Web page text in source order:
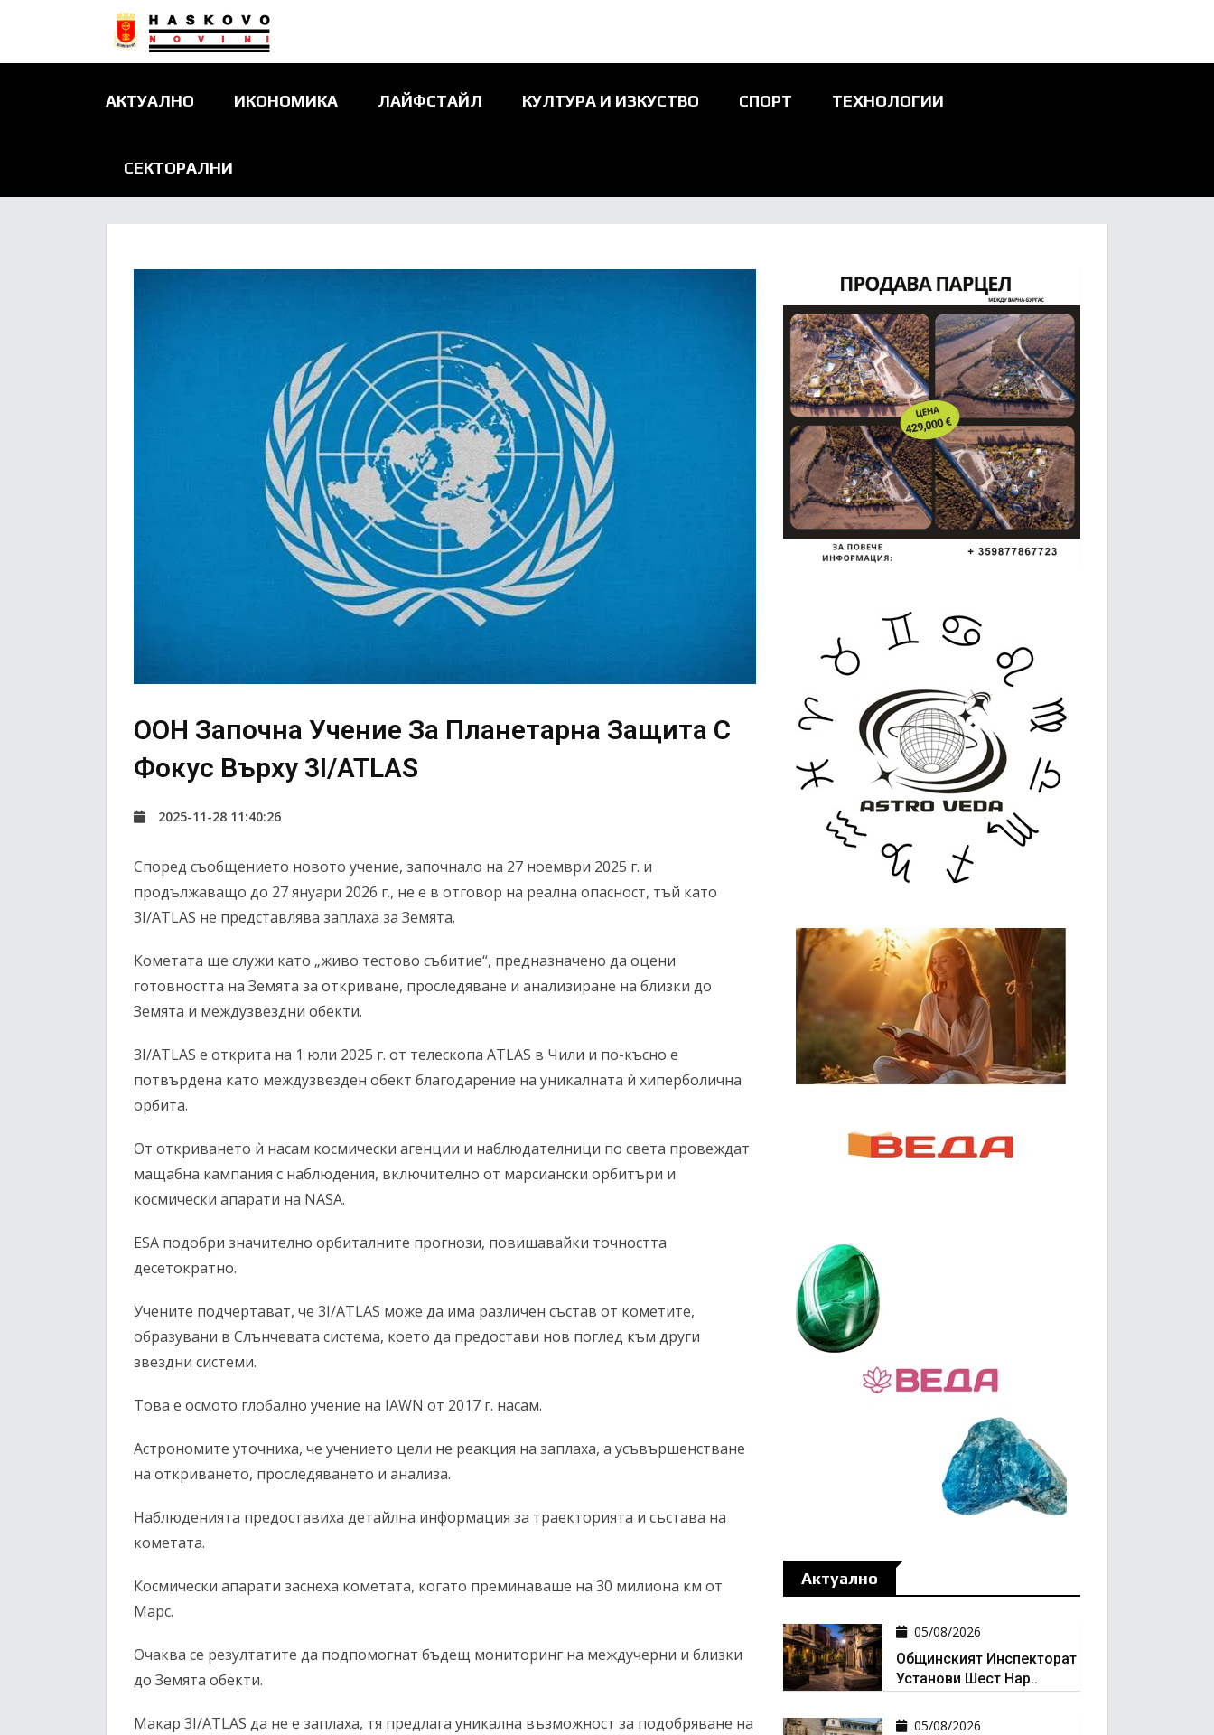
АКТУАЛНО ИКОНОМИКА ЛАЙФСТАЙЛ КУЛТУРА И ИЗКУСТВО СПОРТ ТЕХНОЛОГИИ
СЕКТОРАЛНИ
ООН Започна Учение За Планетарна Защита С
Фокус Върху 3I/ATLAS
2025-11-28 11:40:26
Според съобщението новото учение, започнало на 27 ноември 2025 г. и
продължаващо до 27 януари 2026 г., не е в отговор на реална опасност, тъй като
3I/ATLAS не представлява заплаха за Земята.
Кометата ще служи като „живо тестово събитие“, предназначено да оцени
готовността на Земята за откриване, проследяване и анализиране на близки до
Земята и междузвездни обекти.
3I/ATLAS е открита на 1 юли 2025 г. от телескопа ATLAS в Чили и по-късно е
потвърдена като междузвезден обект благодарение на уникалната ѝ хиперболична
орбита.
От откриването ѝ насам космически агенции и наблюдателници по света провеждат
мащабна кампания с наблюдения, включително от марсиански орбитъри и
космически апарати на NASA.
ESA подобри значително орбиталните прогнози, повишавайки точността
десетократно.
Учените подчертават, че 3I/ATLAS може да има различен състав от кометите,
образувани в Слънчевата система, което да предостави нов поглед към други
звездни системи.
Това е осмото глобално учение на IAWN от 2017 г. насам.
Астрономите уточниха, че учението цели не реакция на заплаха, а усъвършенстване
на откриването, проследяването и анализа.
Наблюденията предоставиха детайлна информация за траекторията и състава на
кометата.
Космически апарати заснеха кометата, когато преминаваше на 30 милиона км от
Марс.
Очаква се резултатите да подпомогнат бъдещ мониторинг на междучерни и близки
до Земята обекти.
Макар 3I/ATLAS да не е заплаха, тя предлага уникална възможност за подобряване на
Актуално
05/08/2026
Общинският Инспекторат
Установи Шест Нар..
05/08/2026